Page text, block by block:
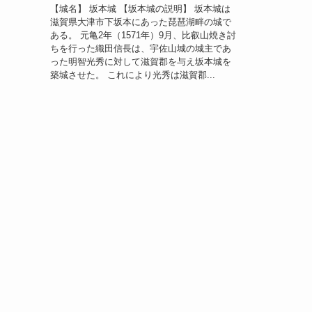
【城名】 坂本城 【坂本城の説明】 坂本城は
滋賀県大津市下坂本にあった琵琶湖畔の城で
ある。 元亀2年（1571年）9月、比叡山焼き討
ちを行った織田信長は、宇佐山城の城主であ
った明智光秀に対して滋賀郡を与え坂本城を
築城させた。 これにより光秀は滋賀郡...